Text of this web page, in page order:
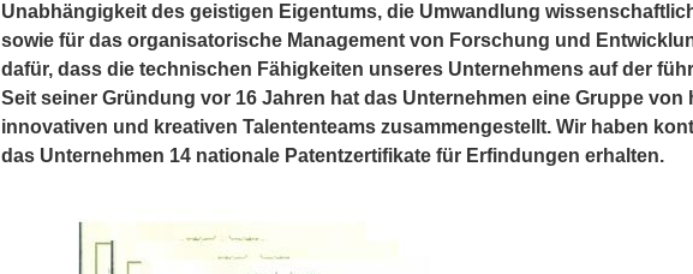
Unabhängigkeit des geistigen Eigentums, die Umwandlung
sowie für das organisatorische Management von Forschung und
dafür, dass die technischen Fähigkeiten unseres Unternehmens auf der
Seit seiner Gründung vor 16 Jahren hat das Unternehmen eine Gruppe
innovativen und kreativen Talententeams zusammengestellt. Wir haben
das Unternehmen 14 nationale Patentzertifikate für Erfindungen erhalten.